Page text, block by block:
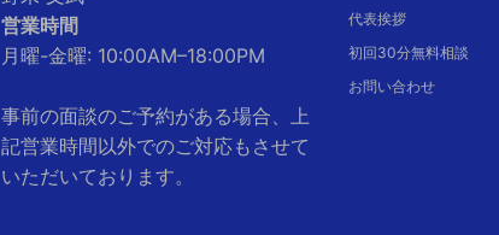
営業時間
月曜-金曜: 10:00AM–18:00PM
事前の面談のご予約がある場合、上
記営業時間以外でのご対応もさせて
いただいております。
代表挨拶
初回30分無料相談
お問い合わせ